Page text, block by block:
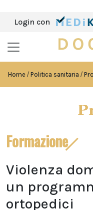
Login con
Home Politica sanitaria
Formazione
Violenza
un
ortopedici